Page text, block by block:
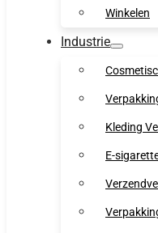
Winkelen
Industrie
Kleding
E-